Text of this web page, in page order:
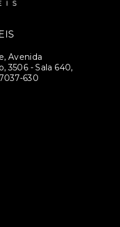
Avenida
3506 - Sala 640,
630